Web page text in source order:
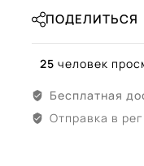
ПОДЕЛИТЬСЯ
25 человек
Бесплатная
Отправка в